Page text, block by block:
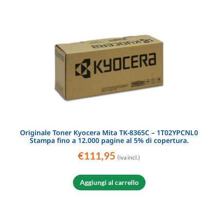
Originale Toner Kyocera Mita TK-8365C – 1T02YPCNL0
Stampa fino a 12.000 pagine al 5% di copertura.
€111,95 (iva incl.)
Aggiungi al carrello